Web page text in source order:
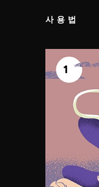
사용법
1
1 단계
전희
처라이
즐기세